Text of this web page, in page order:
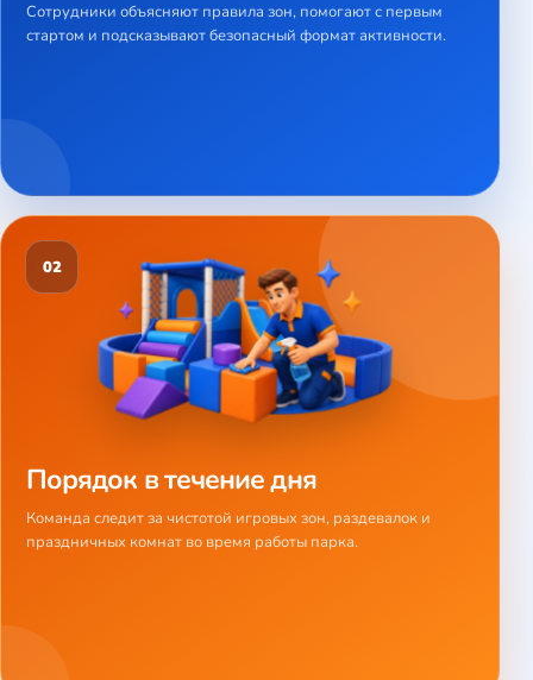
Сотрудники объясняют правила зон, помогают с первым
стартом и подсказывают безопасный формат активности.
02
Порядок в течение дня
Команда следит за чистотой игровых зон, раздевалок и
праздничных комнат во время работы парка.